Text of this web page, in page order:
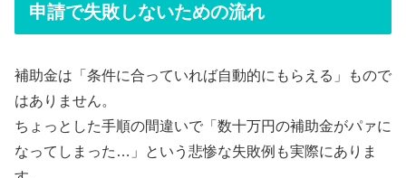
申請で失敗しないための流れ
補助金は「条件に合っていれば自動的にもらえる」もので
はありません。
ちょっとした手順の間違いで「数十万円の補助金がパァに
なってしまった…」という悲惨な失敗例も実際にありま